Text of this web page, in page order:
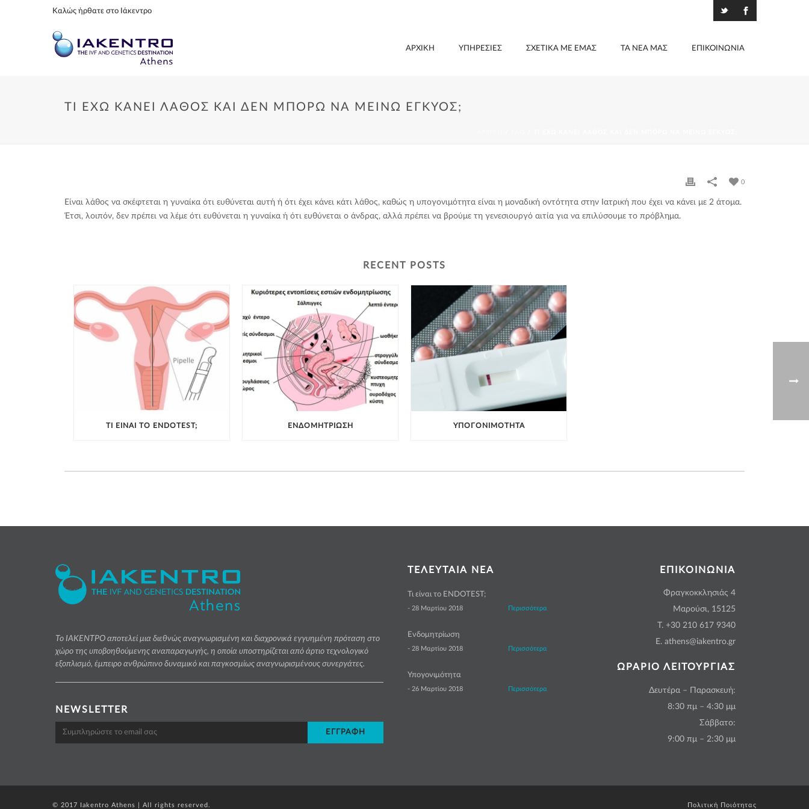
Καλώς ήρθατε στο Ιάκεντρο
ΑΡΧΙΚΗ ΥΠΗΡΕΣΊΕΣ ΣΧΕΤΙΚΆ ΜΕ ΕΜΆΣ ΤΑ ΝΈΑ ΜΑΣ ΕΠΙΚΟΙΝΩΝΊΑ
ΤΊ ΈΧΩ ΚΆΝΕΙ ΛΆΘΟΣ ΚΑΙ ΔΕΝ ΜΠΟΡΏ ΝΑ ΜΕΊΝΩ ΈΓΚΥΟΣ;
0
Είναι λάθος να σκέφτεται η γυναίκα ότι ευθύνεται αυτή ή ότι έχει κάνει κάτι λάθος, καθώς η υπογονιμότητα είναι η μοναδική οντότητα στην Ιατρική που έχει να κάνει με 2 άτομα.
Έτσι, λοιπόν, δεν πρέπει να λέμε ότι ευθύνεται η γυναίκα ή ότι ευθύνεται ο άνδρας, αλλά πρέπει να βρούμε τη γενεσιουργό αιτία για να επιλύσουμε το πρόβλημα.
RECENT POSTS
ΤΙ ΕΊΝΑΙ ΤΟ ENDOTEST; ΕΝΔΟΜΗΤΡΊΩΣΗ ΥΠΟΓΟΝΙΜΌΤΗΤΑ
Το ΙΑΚΕΝΤΡΟ αποτελεί μια διεθνώς αναγνωρισμένη και διαχρονικά εγγυημένη πρόταση στο
χώρο της υποβοηθούμενης αναπαραγωγής, η οποία υποστηρίζεται από άρτιο τεχνολογικό
εξοπλισμό, έμπειρο ανθρώπινο δυναμικό και παγκοσμίως αναγνωρισμένους συνεργάτες.
NEWSLETTER
ΤΕΛΕΥΤΑΙΑ ΝΕΑ
Τι είναι το ENDOTEST;
- 28 Μαρτίου 2018 Περισσότερα
Ενδομητρίωση
- 28 Μαρτίου 2018 Περισσότερα
Υπογονιμότητα
- 26 Μαρτίου 2018 Περισσότερα
ΕΠΙΚΟΙΝΩΝΙΑ
Φραγκοκκλησιάς 4
Μαρούσι, 15125
Τ. +30 210 617 9340
Ε. athens@iakentro.gr
ΩΡΑΡΙΟ ΛΕΙΤΟΥΡΓΙΑΣ
Δευτέρα – Παρασκευή:
8:30 πμ – 4:30 μμ
Σάββατο:
9:00 πμ – 2:30 μμ
© 2017 Ιakentro Αthens | All rights reserved. Πολιτική Ποιότητας